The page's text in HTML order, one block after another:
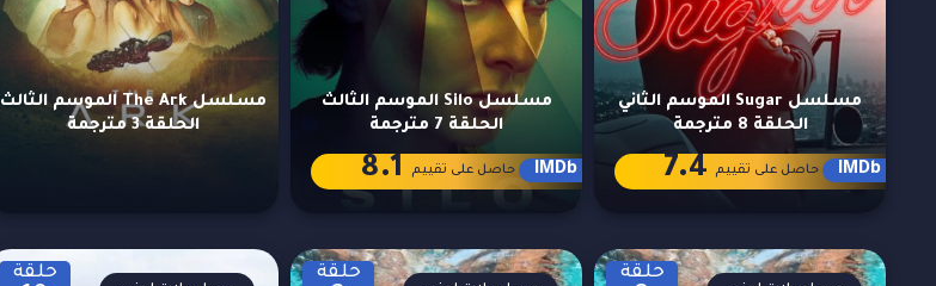
مسلسل Sugar الموسم الثاني
الحلقة 8 مترجمة
IMDb حاصل على تقييم 7.4
مسلسل Silo الموسم الثالث
الحلقة 7 مترجمة
IMDb حاصل على تقييم 8.1
مسلسل The Ark الموسم الثالث
الحلقة 3 مترجمة
حلقة حلقة حلقة